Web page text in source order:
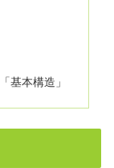
基本構造」